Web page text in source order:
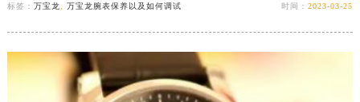
标签： 万宝龙 万宝龙腕表保养以及如何调试 时间：2023-03-25